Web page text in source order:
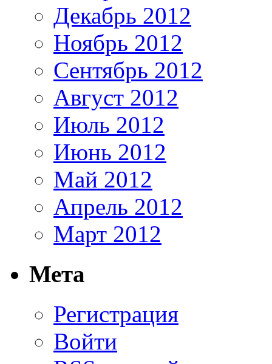
Декабрь 2012
Ноябрь 2012
Сентябрь 2012
Август 2012
Июль 2012
Июнь 2012
Май 2012
Апрель 2012
Март 2012
Мета
Регистрация
Войти